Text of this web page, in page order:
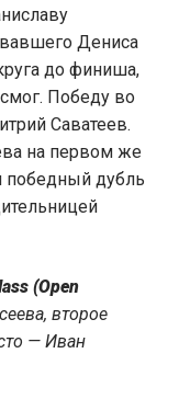
Дениса
до финиша,
Победу во
Саватеев.
на первом же
победный дубль
(Open
второе
— Иван